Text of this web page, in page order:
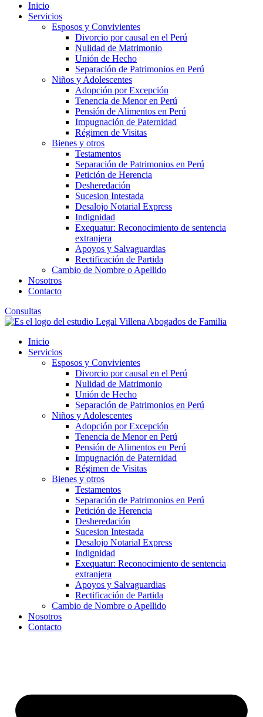
Inicio
Servicios
Esposos y Convivientes
Divorcio por causal en el Perú
Nulidad de Matrimonio
Unión de Hecho
Separación de Patrimonios en Perú
Niños y Adolescentes
Adopción por Excepción
Tenencia de Menor en Perú
Pensión de Alimentos en Perú
Impugnación de Paternidad
Régimen de Visitas
Bienes y otros
Testamentos
Separación de Patrimonios en Perú
Petición de Herencia
Desheredación
Sucesion Intestada
Desalojo Notarial Express
Indignidad
Exequatur: Reconocimiento de sentencia
extranjera
Apoyos y Salvaguardias
Rectificación de Partida
Cambio de Nombre o Apellido
Nosotros
Contacto
Consultas
Inicio
Servicios
Esposos y Convivientes
Divorcio por causal en el Perú
Nulidad de Matrimonio
Unión de Hecho
Separación de Patrimonios en Perú
Niños y Adolescentes
Adopción por Excepción
Tenencia de Menor en Perú
Pensión de Alimentos en Perú
Impugnación de Paternidad
Régimen de Visitas
Bienes y otros
Testamentos
Separación de Patrimonios en Perú
Petición de Herencia
Desheredación
Sucesion Intestada
Desalojo Notarial Express
Indignidad
Exequatur: Reconocimiento de sentencia
extranjera
Apoyos y Salvaguardias
Rectificación de Partida
Cambio de Nombre o Apellido
Nosotros
Contacto